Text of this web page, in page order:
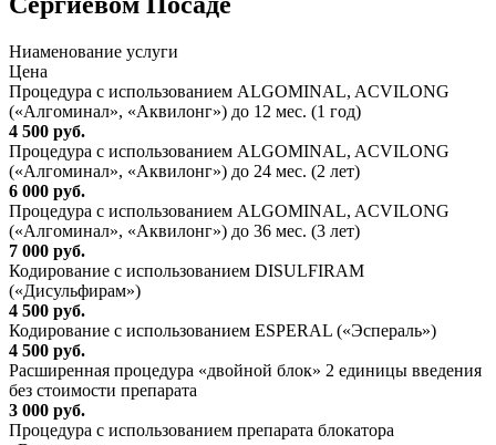
Ниaменование услуги
Цена
Процедура с использованием ALGOMINAL, ACVILONG
(«Алгоминал», «Аквилонг») до 12 мес. (1 год)
4 500 руб.
Процедура с использованием ALGOMINAL, ACVILONG
(«Алгоминал», «Аквилонг») до 24 мес. (2 лет)
6 000 руб.
Процедура с использованием ALGOMINAL, ACVILONG
(«Алгоминал», «Аквилонг») до 36 мес. (3 лет)
7 000 руб.
Кодирование с использованием DISULFIRAM
(«Дисульфирам»)
4 500 руб.
Кодирование с использованием ESPERAL («Эспераль»)
4 500 руб.
Расширенная процедура «двойной блок» 2 единицы введения
без стоимости препарата
3 000 руб.
Процедура с использованием препарата блокатора